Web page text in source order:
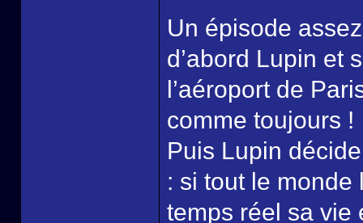
Un épisode
d’abord Lupin et
l’aéroport de
comme toujours !
Puis Lupin
: si tout le
temps réel sa vie